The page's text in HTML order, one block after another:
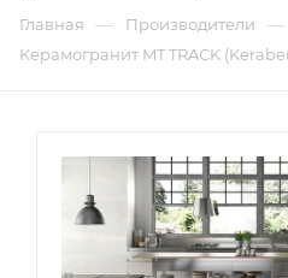
Главная — Производители —
Керамогранит MT TRACK